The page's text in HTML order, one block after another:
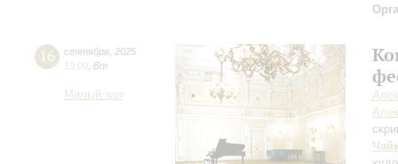
16 сентября 2025
19:00 Вт
Малый зал